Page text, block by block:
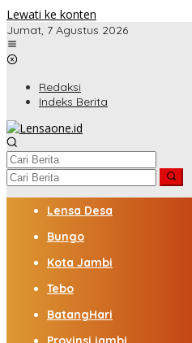
Lewati ke konten
Jumat, 7 Agustus 2026
Redaksi
Indeks Berita
Lensa Desa
Bungo
Kota Jambi
Tebo
BatangHari